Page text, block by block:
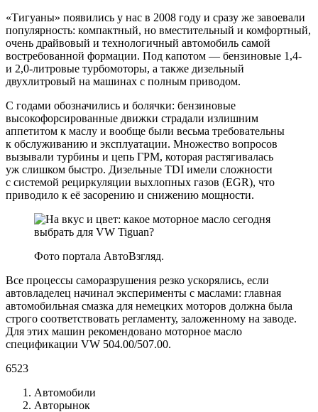
«Тигуаны» появились у нас в 2008 году и сразу же завоевали
популярность: компактный, но вместительный и комфортный,
очень драйвовый и технологичный автомобиль самой
востребованной формации. Под капотом — бензиновые 1,4-
и 2,0-литровые турбомоторы, а также дизельный
двухлитровый на машинах с полным приводом.
С годами обозначились и болячки: бензиновые
высокофорсированные движки страдали излишним
аппетитом к маслу и вообще были весьма требовательны
к обслуживанию и эксплуатации. Множество вопросов
вызывали турбины и цепь ГРМ, которая растягивалась
уж слишком быстро. Дизельные TDI имели сложности
с системой рециркуляции выхлопных газов (EGR), что
приводило к её засорению и снижению мощности.
Фото портала АвтоВзгляд.
Все процессы саморазрушения резко ускорялись, если
автовладелец начинал эксперименты с маслами: главная
автомобильная смазка для немецких моторов должна была
строго соответствовать регламенту, заложенному на заводе.
Для этих машин рекомендовано моторное масло
спецификации VW 504.00/507.00.
6523
Автомобили
Авторынок